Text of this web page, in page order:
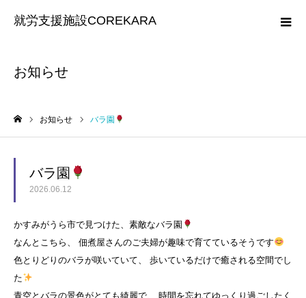
就労支援施設COREKARA
お知らせ
お知らせ バラ園
バラ園
2026.06.12
かすみがうら市で見つけた、素敵なバラ園
なんとこちら、 佃煮屋さんのご夫婦が趣味で育てているそうです
色とりどりのバラが咲いていて、 歩いているだけで癒される空間でし
た
青空とバラの景色がとても綺麗で、 時間を忘れてゆっくり過ごしたく